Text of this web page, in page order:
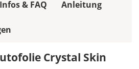
Crystal Skin
Infos & FAQ Anleitung